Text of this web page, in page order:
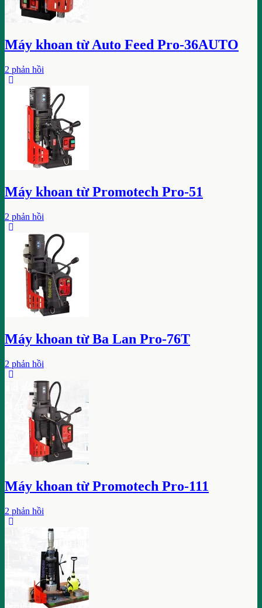
Máy khoan từ Auto Feed Pro-36AUTO
2 phản hồi
Máy khoan từ Promotech Pro-51
2 phản hồi
Máy khoan từ Ba Lan Pro-76T
2 phản hồi
Máy khoan từ Promotech Pro-111
2 phản hồi